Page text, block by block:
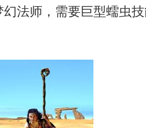
法师，需要巨型蠕虫